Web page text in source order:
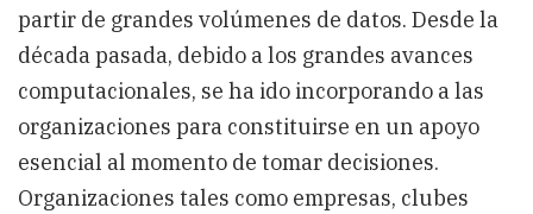
partir de grandes volúmenes de datos. Desde la
década pasada, debido a los grandes avances
computacionales, se ha ido incorporando a las
organizaciones para constituirse en un apoyo
esencial al momento de tomar decisiones.
Organizaciones tales como empresas, clubes